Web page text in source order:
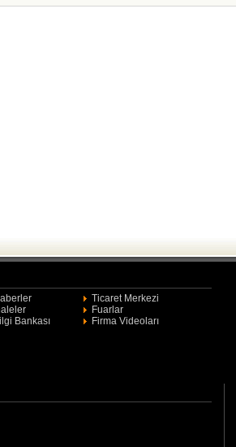
Ticaret Merkezi
Fuarlar
Bankası
Firma Videoları